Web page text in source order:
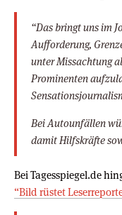
“Das bringt uns im
Aufforderung,
unter Missachtung
Prominenten
Bei Autounfällen
damit Hilfskräfte
Bei Tagesspiegel.de
“Bild rüstet